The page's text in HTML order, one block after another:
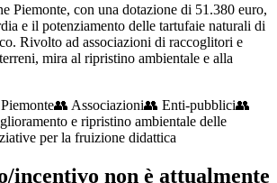
Piemonte, con una dotazione di 51.380 euro,
e il potenziamento delle tartufaie naturali di
Rivolto ad associazioni di raccoglitori e
mira al ripristino ambientale e alla
👥 Associazioni👥 Enti-pubblici👥
e ripristino ambientale delle
per la fruizione didattica
incentivo non è attualmente